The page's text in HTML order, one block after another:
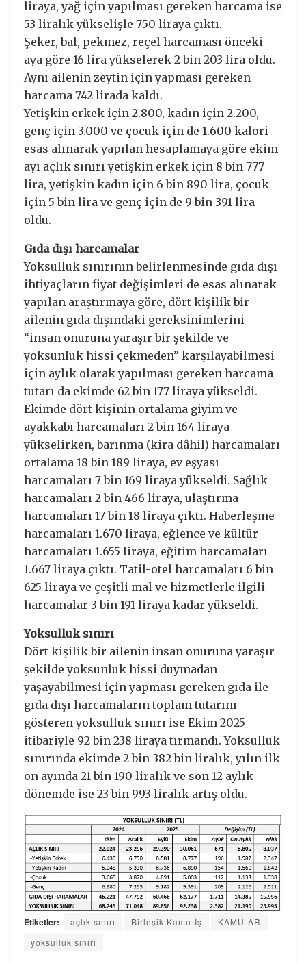
liraya, yağ için yapılması gereken harcama ise
53 liralık yükselişle 750 liraya çıktı.
Şeker, bal, pekmez, reçel harcaması önceki
aya göre 16 lira yükselerek 2 bin 203 lira oldu.
Aynı ailenin zeytin için yapması gereken
harcama 742 lirada kaldı.
Yetişkin erkek için 2.800, kadın için 2.200,
genç için 3.000 ve çocuk için de 1.600 kalori
esas alınarak yapılan hesaplamaya göre ekim
ayı açlık sınırı yetişkin erkek için 8 bin 777
lira, yetişkin kadın için 6 bin 890 lira, çocuk
için 5 bin lira ve genç için de 9 bin 391 lira
oldu.
Gıda dışı harcamalar
Yoksulluk sınırının belirlenmesinde gıda dışı
ihtiyaçların fiyat değişimleri de esas alınarak
yapılan araştırmaya göre, dört kişilik bir
ailenin gıda dışındaki gereksinimlerini
“insan onuruna yaraşır bir şekilde ve
yoksunluk hissi çekmeden” karşılayabilmesi
için aylık olarak yapılması gereken harcama
tutarı da ekimde 62 bin 177 liraya yükseldi.
Ekimde dört kişinin ortalama giyim ve
ayakkabı harcamaları 2 bin 164 liraya
yükselirken, barınma (kira dâhil) harcamaları
ortalama 18 bin 189 liraya, ev eşyası
harcamaları 7 bin 169 liraya yükseldi. Sağlık
harcamaları 2 bin 466 liraya, ulaştırma
harcamaları 17 bin 18 liraya çıktı. Haberleşme
harcamaları 1.670 liraya, eğlence ve kültür
harcamaları 1.655 liraya, eğitim harcamaları
1.667 liraya çıktı. Tatil-otel harcamaları 6 bin
625 liraya ve çeşitli mal ve hizmetlerle ilgili
harcamalar 3 bin 191 liraya kadar yükseldi.
Yoksulluk sınırı
Dört kişilik bir ailenin insan onuruna yaraşır
şekilde yoksunluk hissi duymadan
yaşayabilmesi için yapması gereken gıda ile
gıda dışı harcamaların toplam tutarını
gösteren yoksulluk sınırı ise Ekim 2025
itibariyle 92 bin 238 liraya tırmandı. Yoksulluk
sınırında ekimde 2 bin 382 bin liralık, yılın ilk
on ayında 21 bin 190 liralık ve son 12 aylık
dönemde ise 23 bin 993 liralık artış oldu.
Etiketler: açlık sınırı Birleşik Kamu-İş
KAMU-AR
yoksulluk sınırı